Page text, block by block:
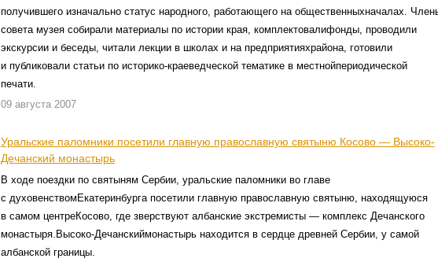
получившего изначально статус народного, работающего на общественныхначалах.
совета музея собирали материалы по истории края, комплектовалифонды, проводили
экскурсии и беседы, читали лекции в школах и на предприятияхрайона, готовили
и публиковали статьи по историко-краеведческой тематике в местнойпериодической
печати.
09 августа 2007
Уральские паломники посетили главную православную святыню Косово — Высоко-
Дечанский монастырь
В ходе поездки по святыням Сербии, уральские паломники во главе
с духовенствомЕкатеринбурга посетили главную православную святыню, находящуюся
в самом центреКосово, где зверствуют албанские экстремисты — комплекс Дечанского
монастыря.Высоко-Дечанскиймонастырь находится в сердце древней Сербии, у самой
албанской границы.